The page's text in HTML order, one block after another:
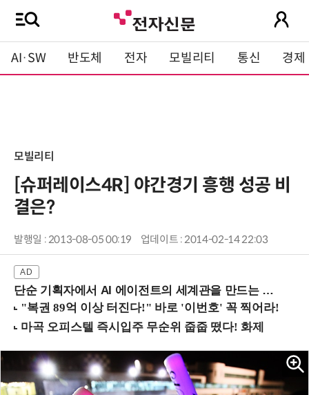
AI·SW 반도체 전자 모빌리티 통신 경제
모빌리티
[슈퍼레이스4R] 야간경기 흥행 성공 비
결은?
발행일 : 2013-08-05 00:19 업데이트 : 2014-02-14 22:03
단순 기획자에서 AI 에이전트의 세계관을 만드는 지식 설계자로.. (8/20 강남역)